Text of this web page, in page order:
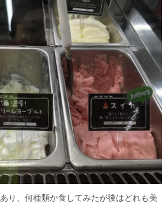
り、何種類か食してみたが後はどれも美